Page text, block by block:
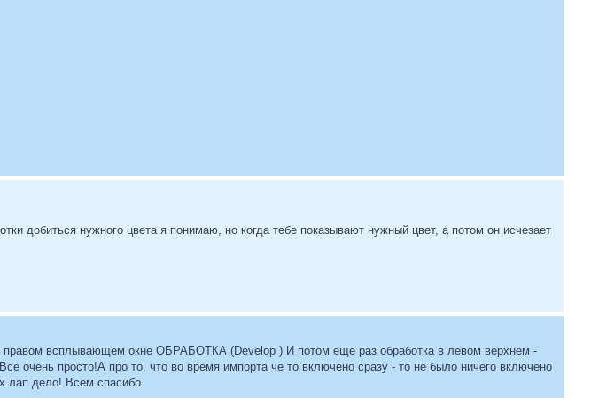
добиться нужного цвета я понимаю, но когда тебе показывают нужный цвет, а потом он исчезает
всплывающем окне ОБРАБОТКА (Develop ) И потом еще раз обработка в левом верхнем -
очень просто!А про то, что во время импорта че то включено сразу - то не было ничего включено
лап дело! Всем спасибо.